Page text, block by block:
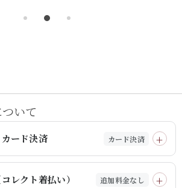
いて​
ード決済 カード決済
レクト着払い） 追加料金なし